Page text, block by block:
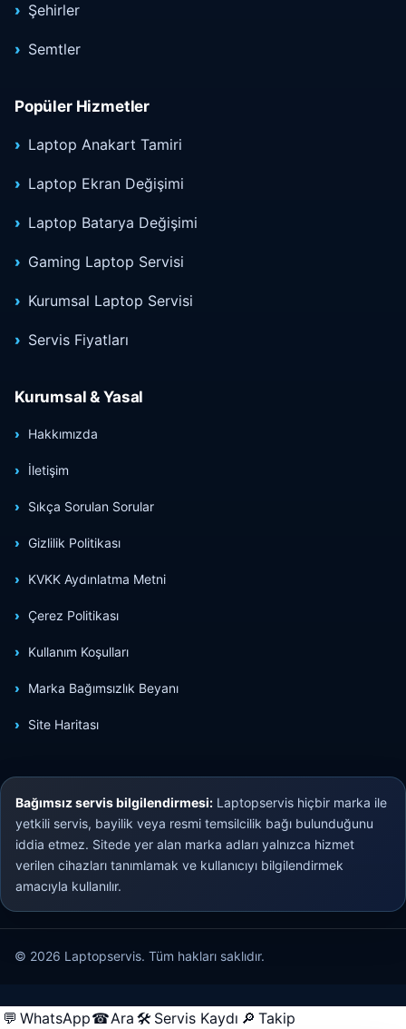
Şehirler
Semtler
Popüler Hizmetler
Laptop Anakart Tamiri
Laptop Ekran Değişimi
Laptop Batarya Değişimi
Gaming Laptop Servisi
Kurumsal Laptop Servisi
Servis Fiyatları
Kurumsal & Yasal
Hakkımızda
İletişim
Sıkça Sorulan Sorular
Gizlilik Politikası
KVKK Aydınlatma Metni
Çerez Politikası
Kullanım Koşulları
Marka Bağımsızlık Beyanı
Site Haritası
Bağımsız servis bilgilendirmesi: Laptopservis hiçbir marka ile
yetkili servis, bayilik veya resmi temsilcilik bağı bulunduğunu
iddia etmez. Sitede yer alan marka adları yalnızca hizmet
verilen cihazları tanımlamak ve kullanıcıyı bilgilendirmek
amacıyla kullanılır.
© 2026 Laptopservis. Tüm hakları saklıdır.
💬 WhatsApp☎Ara 🛠 Servis Kaydı 🔎 Takip